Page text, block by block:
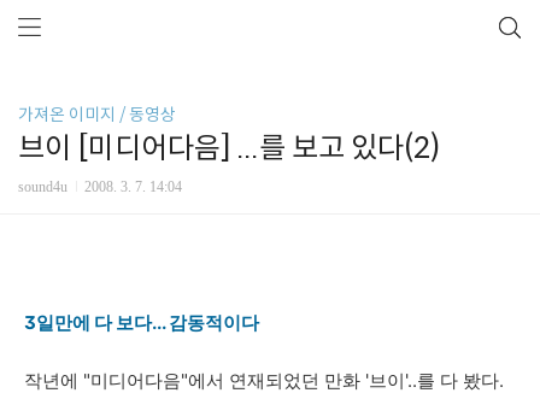
가져온 이미지 / 동영상
브이 [미디어다음] ...를 보고 있다(2)
sound4u 2008. 3. 7. 14:04
3일만에 다 보다... 감동적이다
작년에 "미디어다음"에서 연재되었던 만화 '브이'..를 다 봤다.